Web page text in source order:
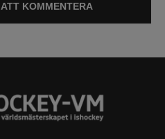
KOMMENTERA